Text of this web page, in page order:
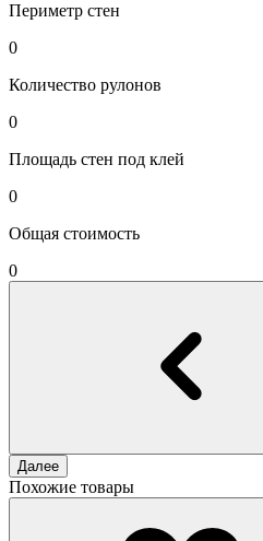
Периметр стен
0
Количество рулонов
0
Площадь стен под клей
0
Общая стоимость
0
Далее
Похожие товары